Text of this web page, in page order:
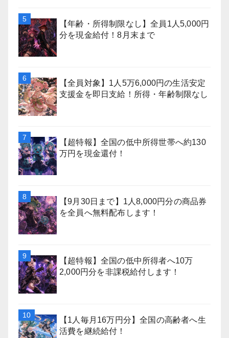
【年齢・所得制限なし】全員1人5,000円
分を現金給付！8月末まで
【全員対象】1人5万6,000円の生活安定
支援金を即日支給！所得・年齢制限なし
【超特報】全国の低中所得世帯へ約130
万円を現金還付！
【9月30日まで】1人8,000円分の商品券
を全員へ無料配布します！
【超特報】全国の低中所得者へ10万
2,000円分を非課税給付します！
【1人毎月16万円分】全国の高齢者へ生
活費を継続給付！